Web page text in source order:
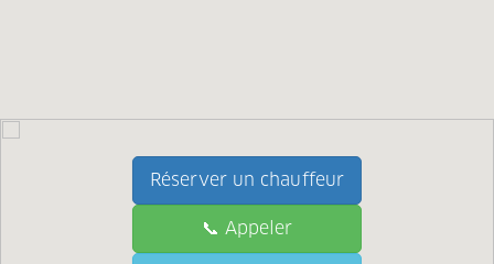
📞 Call
Réserver un chauffeur
📞 Appeler